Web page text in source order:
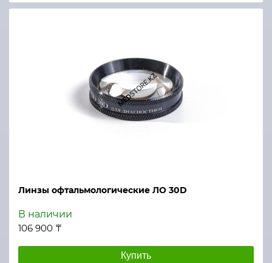
Линзы офтальмологические ЛО 30D
В наличии
106 900 ₸
Купить